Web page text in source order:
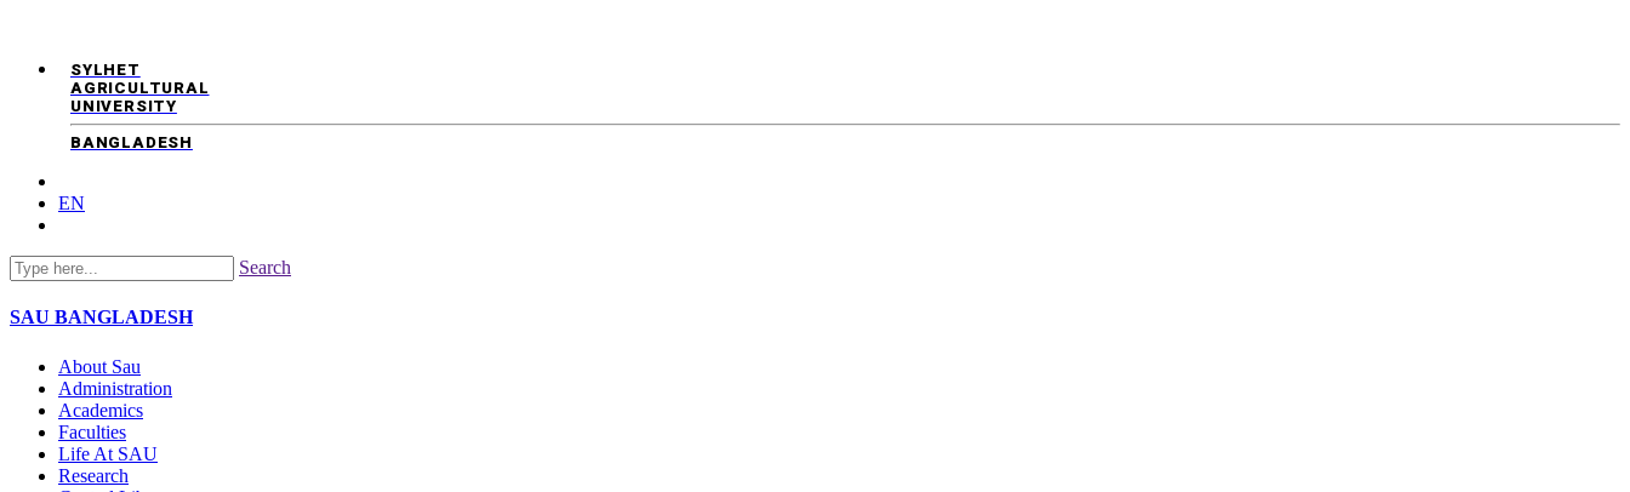
SYLHET
AGRICULTURAL
UNIVERSITY
BANGLADESH
EN
Search
SAU BANGLADESH
About Sau
Administration
Academics
Faculties
Life At SAU
Research